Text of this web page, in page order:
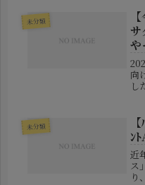
な
未分類
サ
や
向
し
て
く
未分類
ﾝ
近
ス
り